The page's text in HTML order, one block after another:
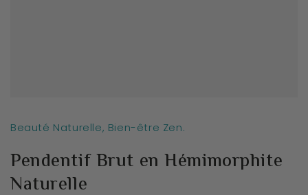
Beauté Naturelle, Bien-être Zen.
Pendentif Brut en Hémimorphite
Naturelle